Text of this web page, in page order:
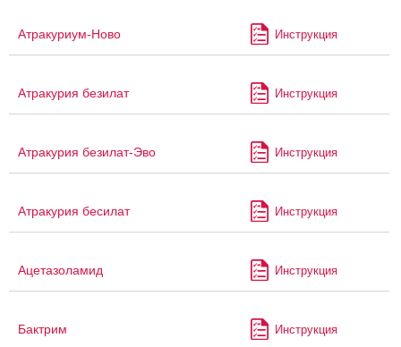
Атракуриум-Ново Инструкция
Атракурия безилат Инструкция
Атракурия безилат-Эво Инструкция
Атракурия бесилат Инструкция
Ацетазоламид Инструкция
Бактрим Инструкция